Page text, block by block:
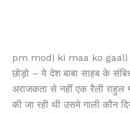
pm modi ki maa ko gaali
छोड़ो – ये देश बाबा साहब के
अराजकता से नहीं एक रैली राहुल
की जा रही थी उसमे गाली कौन